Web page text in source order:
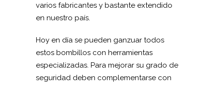
varios fabricantes y bastante extendido
en nuestro país.
Hoy en día se pueden ganzuar todos
estos bombillos con herramientas
especializadas. Para mejorar su grado de
seguridad deben complementarse con